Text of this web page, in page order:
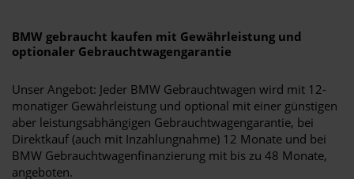
BMW gebraucht kaufen mit Gewährleistung und
optionaler Gebrauchtwagengarantie
Unser Angebot: Jeder BMW Gebrauchtwagen wird mit 12-
monatiger Gewährleistung und optional mit einer günstigen
aber leistungsabhängigen Gebrauchtwagengarantie, bei
Direktkauf (auch mit Inzahlungnahme) 12 Monate und bei
BMW Gebrauchtwagenfinanzierung mit bis zu 48 Monate,
angeboten.